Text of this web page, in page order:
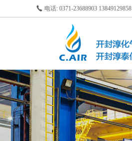
电话: 0371-23688903 13849129858